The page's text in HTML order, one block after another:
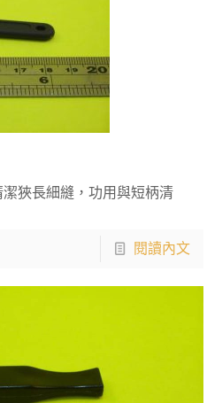
狹長細縫，功用與短柄清
閱讀內文